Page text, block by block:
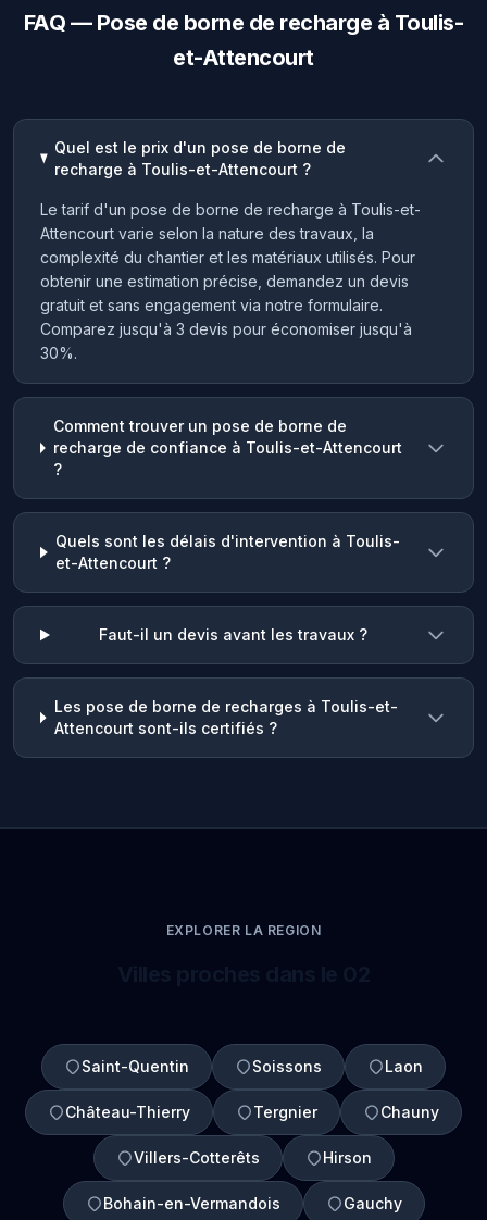
FAQ — Pose de borne de recharge à Toulis-
et-Attencourt
Quel est le prix d'un pose de borne de
recharge à Toulis-et-Attencourt ?
Le tarif d'un pose de borne de recharge à Toulis-et-
Attencourt varie selon la nature des travaux, la
complexité du chantier et les matériaux utilisés. Pour
obtenir une estimation précise, demandez un devis
gratuit et sans engagement via notre formulaire.
Comparez jusqu'à 3 devis pour économiser jusqu'à
30%.
Comment trouver un pose de borne de
recharge de confiance à Toulis-et-Attencourt
?
Quels sont les délais d'intervention à Toulis-
et-Attencourt ?
Faut-il un devis avant les travaux ?
Les pose de borne de recharges à Toulis-et-
Attencourt sont-ils certifiés ?
EXPLORER LA REGION
Saint-Quentin Soissons Laon
Château-Thierry Tergnier Chauny
Villers-Cotterêts Hirson
Bohain-en-Vermandois Gauchy